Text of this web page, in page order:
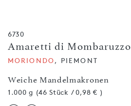
6730
Amaretti di Mombaruzzo
Weiche Mandelmakronen
MORIONDO, PIEMONT
1.000 g (46 Stück / 0,98 € )